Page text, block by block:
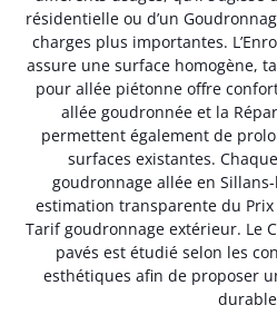
résidentielle ou d’un
charges plus importantes.
assure une surface homogène,
pour allée piétonne offre
allée goudronnée et la
permettent également de
surfaces existantes.
goudronnage allée en
estimation transparente du
Tarif goudronnage extérieur. Le
pavés est étudié selon les
esthétiques afin de proposer